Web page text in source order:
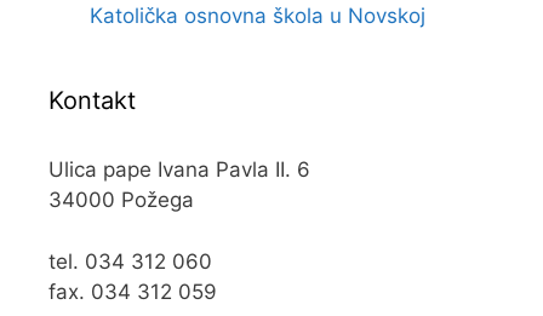
Katolička osnovna škola u Novskoj
Kontakt
Ulica pape Ivana Pavla II. 6
34000 Požega
tel. 034 312 060
fax. 034 312 059